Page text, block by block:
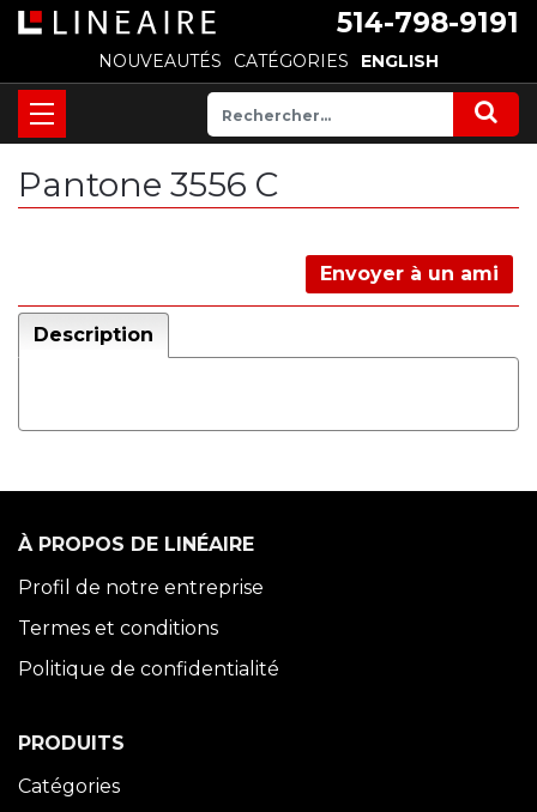
514-798-9191
NOUVEAUTÉS CATÉGORIES ENGLISH
Pantone 3556 C
Envoyer à un ami
Description
À PROPOS DE LINÉAIRE
Profil de notre entreprise
Termes et conditions
Politique de confidentialité
PRODUITS
Catégories